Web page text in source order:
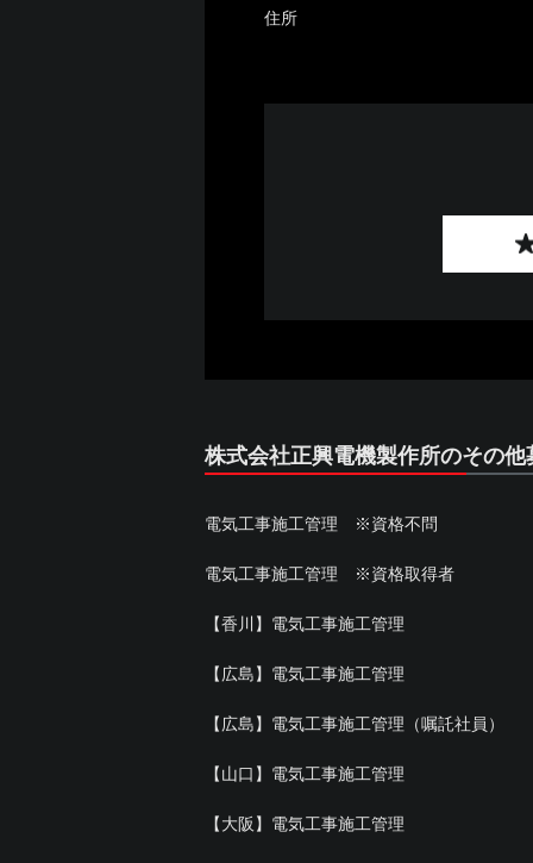
住所
株式会社正興電機製作所のその他
電気工事施工管理 ※資格不問
電気工事施工管理 ※資格取得者
【香川】電気工事施工管理
【広島】電気工事施工管理
【広島】電気工事施工管理（嘱託社員）
【山口】電気工事施工管理
【大阪】電気工事施工管理